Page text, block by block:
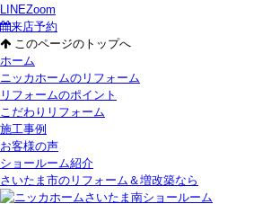
LINEZoom
来店予約
このページのトップへ
ホーム
ニッカホームのリフォーム
リフォームのポイント
こだわりリフォーム
施工事例
お客様の声
ショールーム紹介
さいたま市のリフォーム＆増改築なら